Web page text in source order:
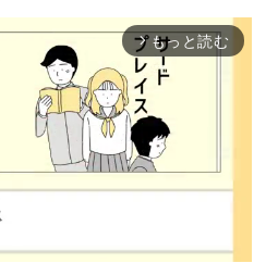
arrow_forward_ios もっと読む